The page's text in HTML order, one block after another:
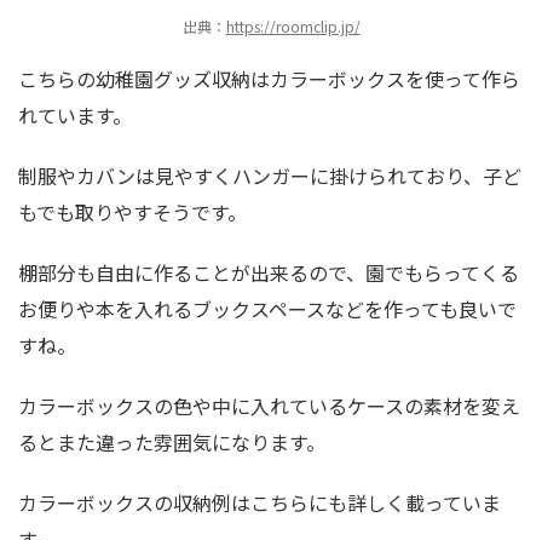
出典： https://roomclip.jp/
こちらの幼稚園グッズ収納はカラーボックスを使って作ら
れています。
制服やカバンは見やすくハンガーに掛けられており、子ど
もでも取りやすそうです。
棚部分も自由に作ることが出来るので、園でもらってくる
お便りや本を入れるブックスペースなどを作っても良いで
すね。
カラーボックスの色や中に入れているケースの素材を変え
るとまた違った雰囲気になります。
カラーボックスの収納例はこちらにも詳しく載っていま